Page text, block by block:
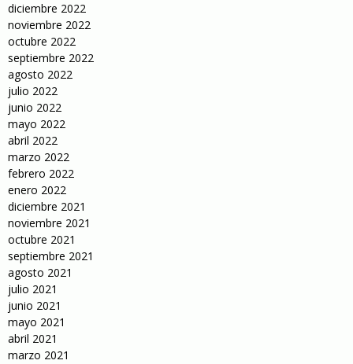
diciembre 2022
noviembre 2022
octubre 2022
septiembre 2022
agosto 2022
julio 2022
junio 2022
mayo 2022
abril 2022
marzo 2022
febrero 2022
enero 2022
diciembre 2021
noviembre 2021
octubre 2021
septiembre 2021
agosto 2021
julio 2021
junio 2021
mayo 2021
abril 2021
marzo 2021